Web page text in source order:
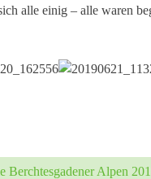
alle einig – alle waren
Berchtesgadener Alpen